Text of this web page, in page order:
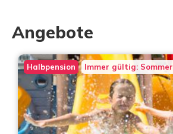
Angebote
Halbpension Immer gültig: Sommer